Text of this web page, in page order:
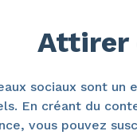
Attirer
sociaux sont
En créant du
vous pouvez